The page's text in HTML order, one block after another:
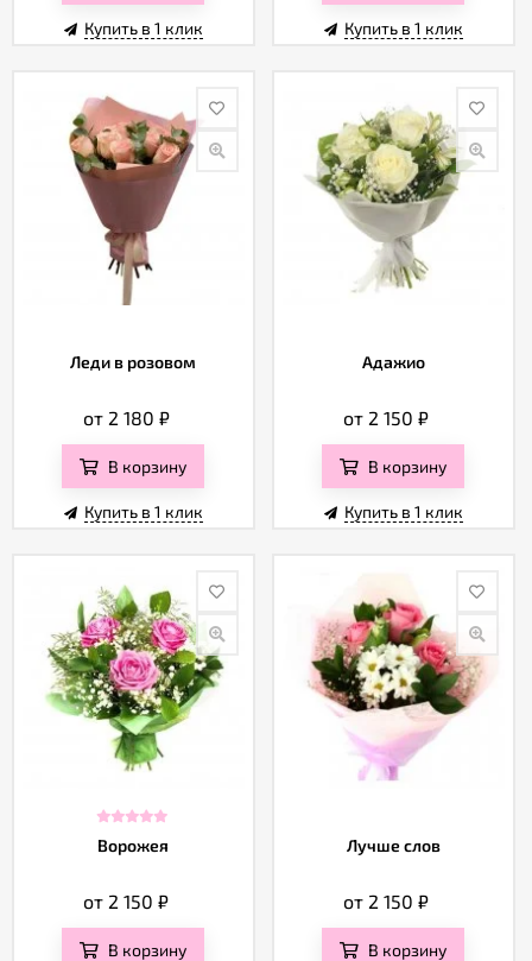
Купить в 1 клик Купить в 1 клик
Леди в розовом
от 2 180 ₽
В корзину
Купить в 1 клик
Адажио
от 2 150₽
В корзину
Купить в 1 клик
Ворожея
от 2 150₽
В корзину
Лучше слов
от 2 150₽
В корзину